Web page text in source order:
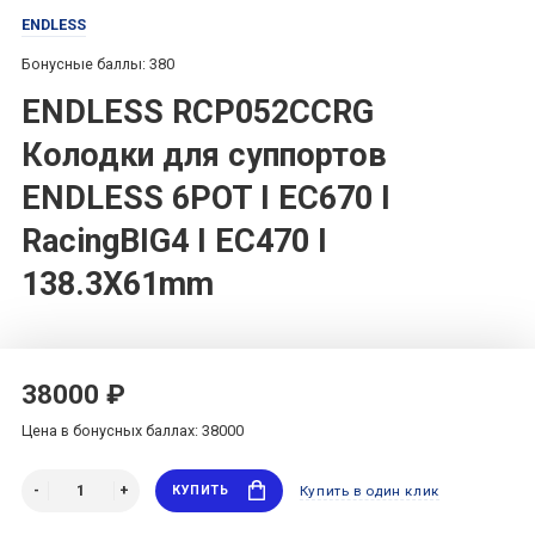
ENDLESS
Бонусные баллы: 380
ENDLESS RCP052CCRG
Колодки для суппортов
ENDLESS 6POT I EC670 I
RacingBIG4 I EC470 I
138.3X61mm
38000 ₽
Цена в бонусных баллах: 38000
КУПИТЬ Купить в один клик